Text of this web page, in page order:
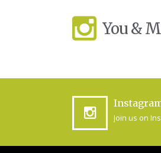
You &
Join us on